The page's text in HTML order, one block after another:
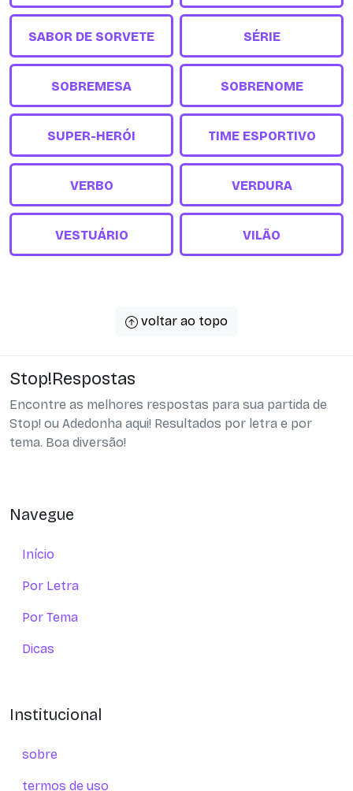
SABOR DE SORVETE SÉRIE
SOBREMESA SOBRENOME
SUPER-HERÓI TIME ESPORTIVO
VERBO VERDURA
VESTUÁRIO VILÃO
voltar ao topo
Stop!Respostas
Encontre as melhores respostas para sua partida de
Stop! ou Adedonha aqui! Resultados por letra e por
tema. Boa diversão!
Navegue
Início
Por Letra
Por Tema
Dicas
Institucional
sobre
termos de uso